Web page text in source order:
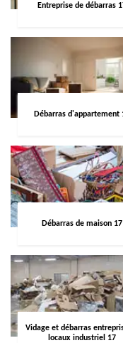
Entreprise de débarras
Débarras d'appartement
Débarras de maison 17
Vidage et débarras
locaux industriel 17